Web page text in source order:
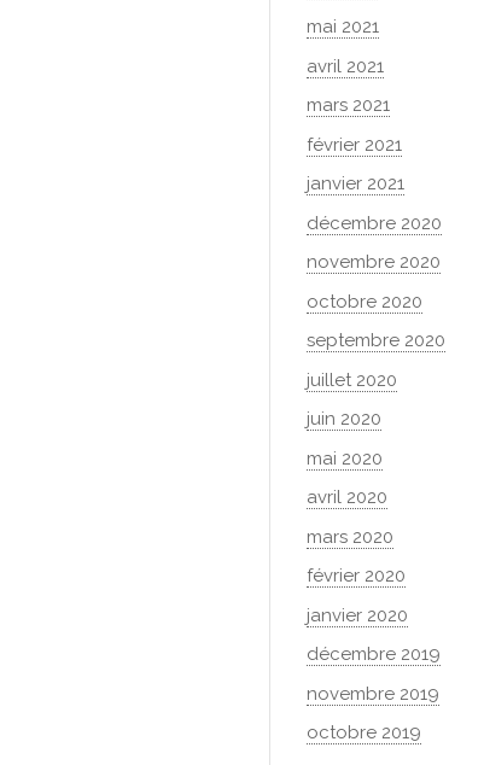
mai 2021
avril 2021
mars 2021
février 2021
janvier 2021
décembre 2020
novembre 2020
octobre 2020
septembre 2020
juillet 2020
juin 2020
mai 2020
avril 2020
mars 2020
février 2020
janvier 2020
décembre 2019
novembre 2019
octobre 2019